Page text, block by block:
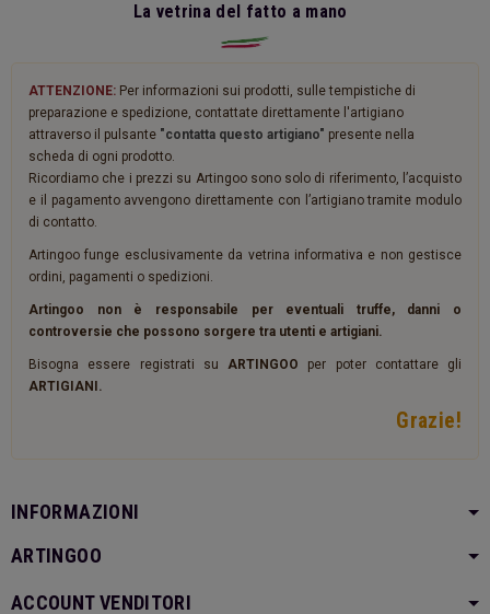
La vetrina del fatto a mano
ATTENZIONE: Per informazioni sui prodotti, sulle tempistiche di
preparazione e spedizione, contattate direttamente l'artigiano
attraverso il pulsante "contatta questo artigiano" presente nella
scheda di ogni prodotto.
Ricordiamo che i prezzi su Artingoo sono solo di riferimento, l’acquisto
e il pagamento avvengono direttamente con l’artigiano tramite modulo
di contatto.
Artingoo funge esclusivamente da vetrina informativa e non gestisce
ordini, pagamenti o spedizioni.
Artingoo non è responsabile per eventuali truffe, danni o
controversie che possono sorgere tra utenti e artigiani.
Bisogna essere registrati su ARTINGOO per poter contattare gli
ARTIGIANI.
Grazie!
INFORMAZIONI
ARTINGOO
ACCOUNT VENDITORI